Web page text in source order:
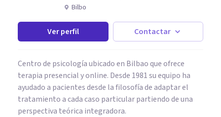
Bilbo
Ver perfil Contactar
Centro de psicología ubicado en Bilbao que ofrece
terapia presencial y online. Desde 1981 su equipo ha
ayudado a pacientes desde la filosofía de adaptar el
tratamiento a cada caso particular partiendo de una
perspectiva teórica integradora.